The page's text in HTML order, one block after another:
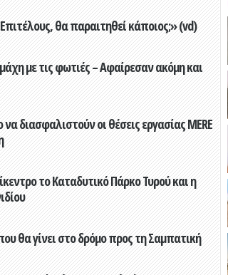
θα παραιτηθεί κάποιος;» (vd)
με τις φωτιές – Αφαίρεσαν ακόμη και
διασφαλιστούν οι θέσεις εργασίας MERE
το Καταδυτικό Πάρκο Τυρού και η
θα γίνει στο δρόμο προς τη Σαμπατική